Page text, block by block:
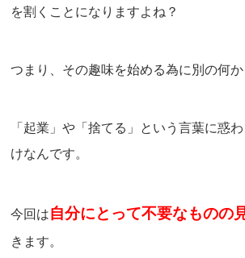
を割くことになりますよね？
つまり、その趣味を始める為に別の何
「起業」や「捨てる」という言葉に惑
けなんです。
今回は自分にとって不要なものの
きます。